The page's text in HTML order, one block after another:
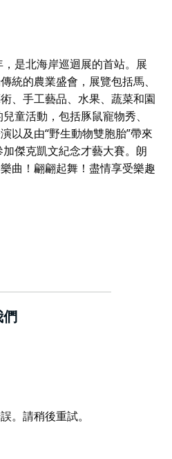
是北海岸巡迴展的首站。展
統的農業盛會，展覽包括馬、
、手工藝品、水果、蔬菜和園
童活動，包括豚鼠寵物秀、
以及由“野生動物雙胞胎”帶來
傑克凱文紀念才藝大賽。朗
曲！翩翩起舞！盡情享受樂趣
統的農業盛會，展覽包括馬、
、手工藝品、水果、蔬菜和園
動，包括豚鼠寵物秀、兒童寵
“野生動物雙胞胎”帶來的爬行
大賽。朗誦詩歌！演唱歌曲！
。請稍後重試。